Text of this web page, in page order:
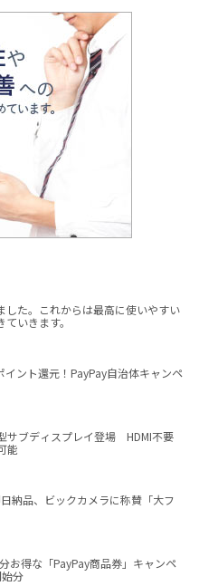
した。これからは最高に使いやすい
いきます。
イント還元！PayPay自治体キャンペ
サブディスプレイ登場 HDMI不要
能
納品、ビックカメラに称賛「大フ
お得な「PayPay商品券」キャンペ
分